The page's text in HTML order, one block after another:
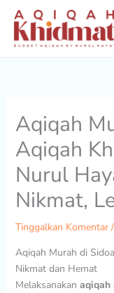
Lewati
konten
Aqiqah
Aqiqah
Nurul
Nikmat,
Tinggalkan Komentar /
Aqiqah Murah di
Nikmat dan Hemat
Melaksanakan aqiqah